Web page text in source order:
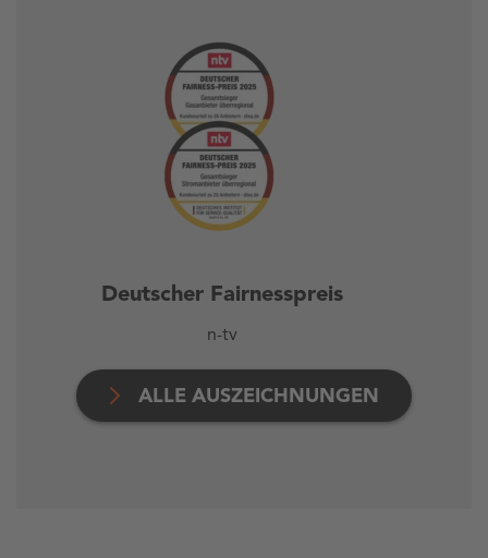
Deutscher Fairnesspreis
n-tv
ALLE AUSZEICHNUNGEN